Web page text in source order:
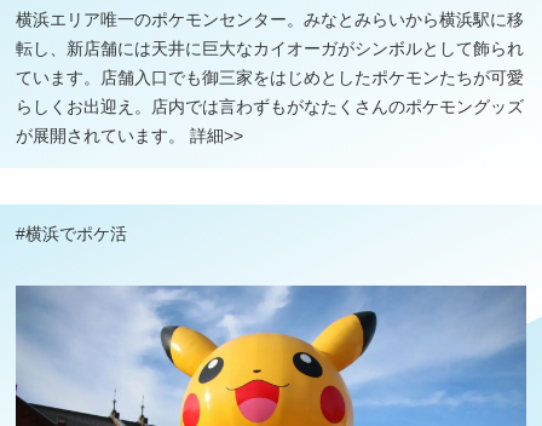
横浜エリア唯一のポケモンセンター。みなとみらいから横浜駅に移
転し、新店舗には天井に巨大なカイオーガがシンボルとして飾られ
ています。店舗入口でも御三家をはじめとしたポケモンたちが可愛
らしくお出迎え。店内では言わずもがなたくさんのポケモングッズ
が展開されています。詳細>>
#横浜でポケ活